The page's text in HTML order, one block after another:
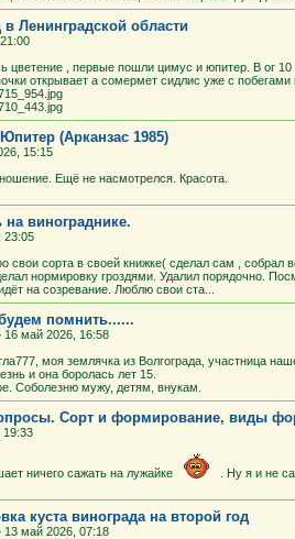
в Ленинградской области
цветение , первые пошли цимус и юпитер. В ог
открывает а сомермет сидлис уже с
(Арканзас 1985)
15:15
Ещё не насмотрелся. Красота.
винограднике.
23:05
свои сорта в своей книжке( сделал сам ,
нормировку гроздями. Удалил порядочно.
на созревание. Люблю свои ста...
помнить......
16 май 2026, 16:58
моя землячка из Волгограда, участница
и она боролась лет 15.
Соболезню мужу, детям, внукам.
Сорт и формирование, виды
19:33
ничего сажать на лужайке . Ну я и не
куста винограда на второй год
13 май 2026, 07:18